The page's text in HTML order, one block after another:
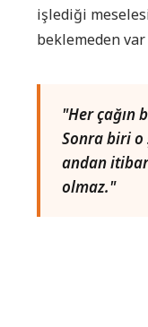
işlediği
beklemeden
"Her çağın
Sonra biri o
andan
olmaz."